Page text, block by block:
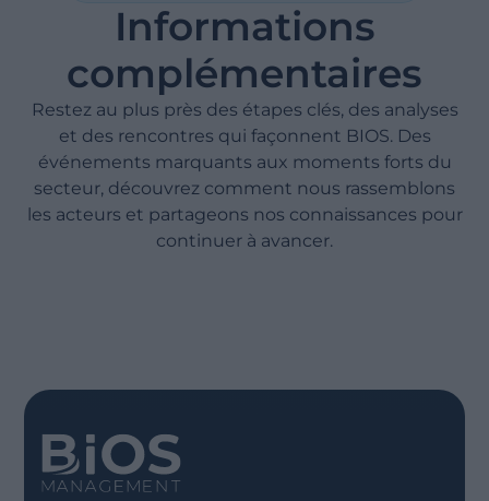
Informations
complémentaires
Restez au plus près des étapes clés, des analyses
et des rencontres qui façonnent BIOS. Des
événements marquants aux moments forts du
secteur, découvrez comment nous rassemblons
les acteurs et partageons nos connaissances pour
continuer à avancer.